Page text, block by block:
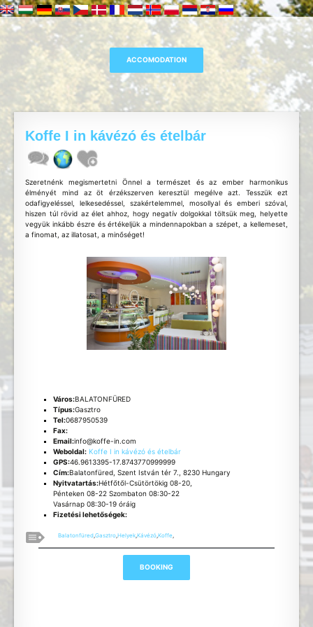
Koffe I in kávézó és ételbár
Szeretnénk megismertetni Önnel a természet és az ember harmonikus
élményét mind az öt érzékszerven keresztül megélve azt. Tesszük ezt
odafigyeléssel, lelkesedéssel, szakértelemmel, mosollyal és emberi szóval,
hiszen túl rövid az élet ahhoz, hogy negatív dolgokkal töltsük meg, helyette
vegyük inkább észre és értékeljük a mindennapokban a szépet, a kellemeset,
a finomat, az illatosat, a minőséget!
Város:BALATONFÜRED
Típus:Gasztro
Tel:0687950539
Fax:
Email:info@koffe-in.com
Weboldal: Koffe I in kávézó és ételbár
GPS:46.9613395-17.8743770999999
Cím:Balatonfüred, Szent István tér 7., 8230 Hungary
Nyitvatartás:Hétfőtől-Csütörtökig 08-20,
Pénteken 08-22 Szombaton 08:30-22
Vasárnap 08:30-19 óráig
Fizetési lehetőségek:
Balatonfüred,Gasztro,Helyek,Kávézó,Koffe,